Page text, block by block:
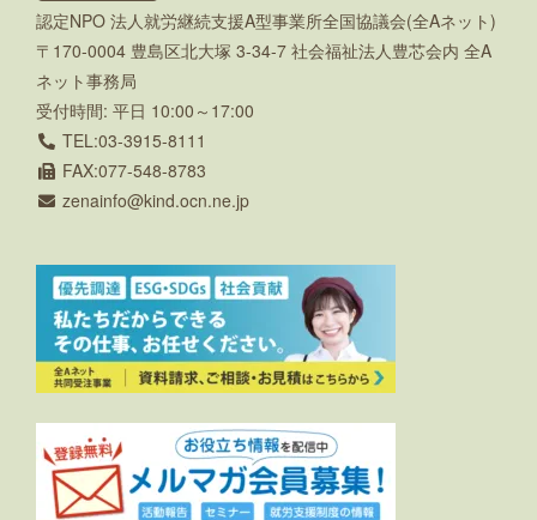
認定NPO 法人就労継続支援A型事業所全国協議会(全Aネット)
〒170-0004 豊島区北大塚 3-34-7 社会福祉法人豊芯会内 全A
ネット事務局
受付時間: 平日 10:00～17:00
TEL:03-3915-8111
FAX:077-548-8783
zenainfo
kind.ocn.ne.jp